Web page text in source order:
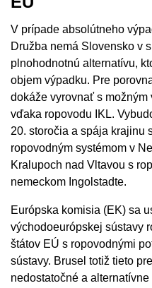
V prípade absolútneho
Družba nemá Slovensko v
plnohodnotnú alternatívu,
objem výpadku. Pre
dokáže vyrovnať s
vďaka ropovodu IKL.
20. storočia a spája krajinu
ropovodným systémom v
Kralupoch nad Vltavou s
nemeckom Ingolstadte.
Európska komisia (EK) sa
východoeurópskej sústavy
štátov EÚ s ropovodnými
sústavy. Brusel totiž tieto
nedostatočné a